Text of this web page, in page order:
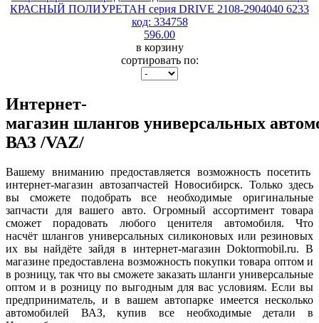
КРАСНЫЙ ПОЛИУРЕТАН серия DRIVE 2108-2904040 6233
код: 334758
596.00
в корзину
сортировать по:
Интернет-
магазин шлангов универсальных
ВАЗ /VAZ/
Вашему вниманию предоставляется возможность посетить
интернет-магазин автозапчастей Новосибирск. Только здесь
вы сможете подобрать все необходимые оригинальные
запчасти для вашего авто. Огромный ассортимент товара
сможет порадовать любого ценителя автомобиля. Что
насчёт шлангов универсальных силиконовых или резиновых
их вы найдёте зайдя в интернет-магазин Doktormobil.ru. В
магазине предоставлена возможность покупки товара оптом и
в розницу, так что вы сможете заказать шланги универсальные
оптом и в розницу по выгодным для вас условиям. Если вы
предприниматель, и в вашем автопарке имеется несколько
автомобилей ВАЗ, купив все необходимые детали в